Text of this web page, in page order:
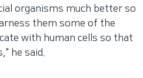
organisms much better so
them some of the
with human cells so that
he said.